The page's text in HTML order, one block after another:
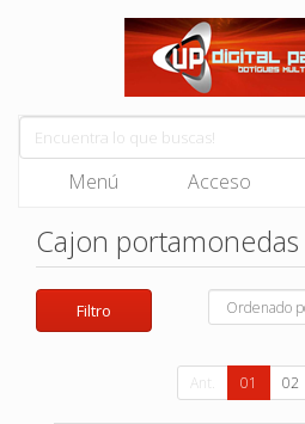
Menú Acceso
Cajon portamonedas
Filtro
Ant. 01 02